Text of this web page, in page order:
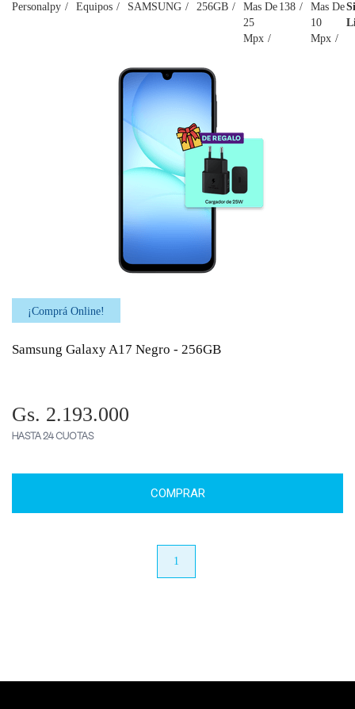
Personalpy Equipos SAMSUNG 256GB
Mas De
25
Mpx
138
Mas De
10
Mpx
¡Comprá Online!
Samsung Galaxy A17 Negro - 256GB
Gs. 2.193.000
HASTA 24 CUOTAS
COMPRAR
1